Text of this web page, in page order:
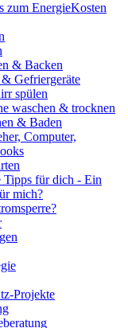
zum EnergieKosten
& Backen
Gefriergeräte
spülen
waschen & trocknen
& Baden
Computer,
Tipps für dich - Ein
mich?
Projekte